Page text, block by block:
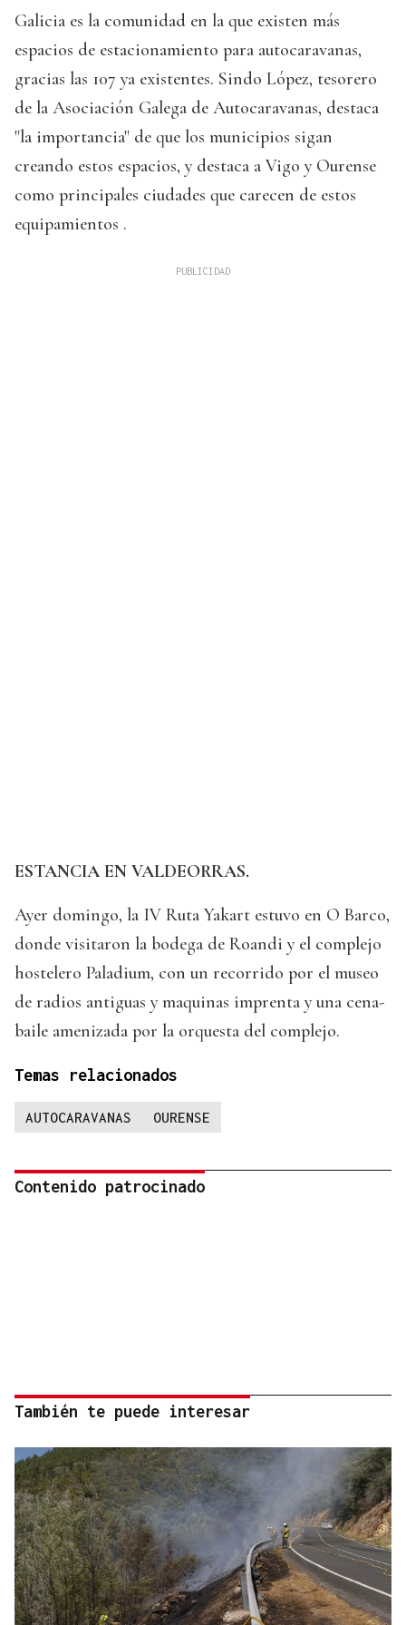
Galicia es la comunidad en la que existen más
espacios de estacionamiento para autocaravanas,
gracias las 107 ya existentes. Sindo López, tesorero
de la Asociación Galega de Autocaravanas, destaca
"la importancia" de que los municipios sigan
creando estos espacios, y destaca a Vigo y Ourense
como principales ciudades que carecen de estos
equipamientos .
ESTANCIA EN VALDEORRAS.
Ayer domingo, la IV Ruta Yakart estuvo en O Barco,
donde visitaron la bodega de Roandi y el complejo
hostelero Paladium, con un recorrido por el museo
de radios antiguas y maquinas imprenta y una cena-
baile amenizada por la orquesta del complejo.
Temas relacionados
AUTOCARAVANAS OURENSE
Contenido patrocinado
También te puede interesar